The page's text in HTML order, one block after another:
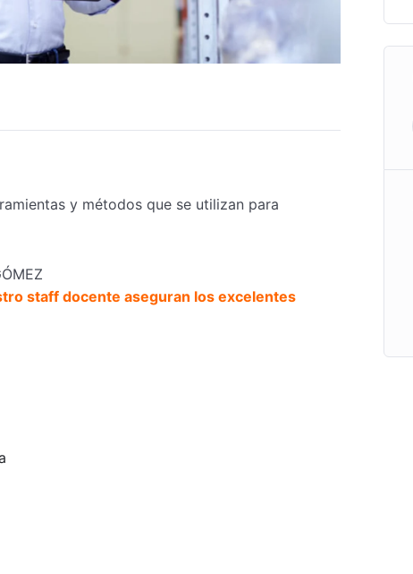
y métodos que se utilizan para
staff docente aseguran los excelentes